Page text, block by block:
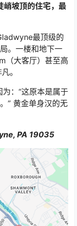
峭坡顶的住宅，最
最顶级的
。一楼和地下一
（大客厅）甚至高
。
：“这原本是属于
” 黄金单身汉的无
PA 19035